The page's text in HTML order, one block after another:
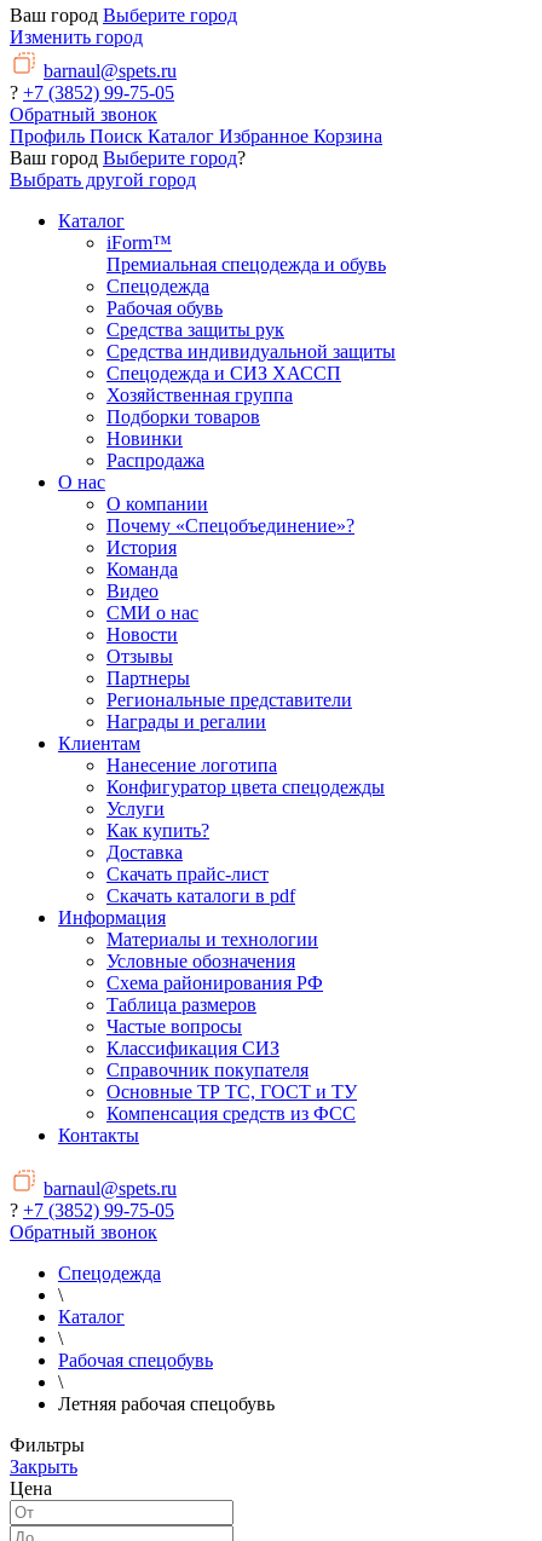
Ваш город Выберите город
Изменить город
barnaul@spets.ru
? +7 (3852) 99-75-05
Обратный звонок
Профиль Поиск Каталог Избранное Корзина
Ваш город Выберите город?
Выбрать другой город
Каталог
iForm™
Премиальная спецодежда и обувь
Спецодежда
Рабочая обувь
Средства защиты рук
Средства индивидуальной защиты
Спецодежда и СИЗ ХАССП
Хозяйственная группа
Подборки товаров
Новинки
Распродажа
О нас
О компании
Почему «Спецобъединение»?
История
Команда
Видео
СМИ о нас
Новости
Отзывы
Партнеры
Региональные представители
Награды и регалии
Клиентам
Нанесение логотипа
Конфигуратор цвета спецодежды
Услуги
Как купить?
Доставка
Скачать прайс-лист
Скачать каталоги в pdf
Информация
Материалы и технологии
Условные обозначения
Схема районирования РФ
Таблица размеров
Частые вопросы
Классификация СИЗ
Справочник покупателя
Основные ТР ТС, ГОСТ и ТУ
Компенсация средств из ФСС
Контакты
barnaul@spets.ru
? +7 (3852) 99-75-05
Обратный звонок
Спецодежда
\
Каталог
\
Рабочая спецобувь
\
Летняя рабочая спецобувь
Фильтры
Закрыть
Цена